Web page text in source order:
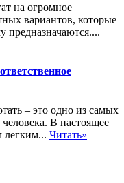
на огромное
вариантов, которые
предназначаются....
– это одно из самых
В настоящее
легким... Читать»